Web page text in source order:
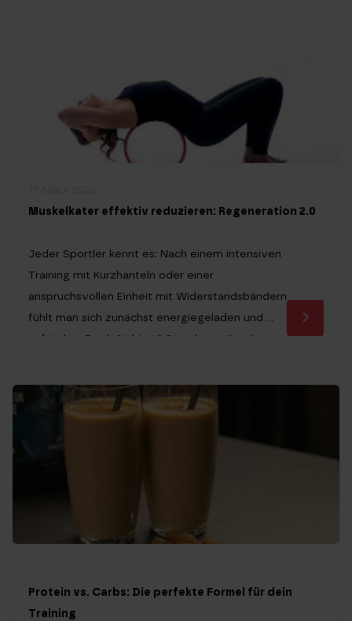
Muskelkater effektiv reduzieren: Regeneration 2.0
Jeder Sportler kennt es: Nach einem intensiven
Training mit Kurzhanteln oder einer
anspruchsvollen Einheit mit Widerstandsbändern
fühlt man sich zunächst energiegeladen und
zufrieden. Doch 24 bis 48 Stunden später kann
Muscle Soreness, kann Bewegungen
galt Muskelkater als etwas, das man […]
Protein vs. Carbs: Die perfekte Formel für dein
Training